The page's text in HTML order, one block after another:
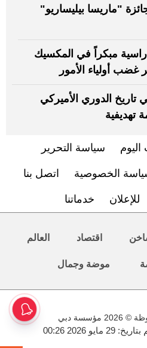
"ماريسا بيليساريو"
مبكراً في المكسيك
غضب أولياء الأمور
​الدوري الأميركي
سياسة التحرير
الخصوصية اتصل بنا
للإعلان خدماتنا
اقتصاد العالم
موضة وجمال
دبي
2026 00:26